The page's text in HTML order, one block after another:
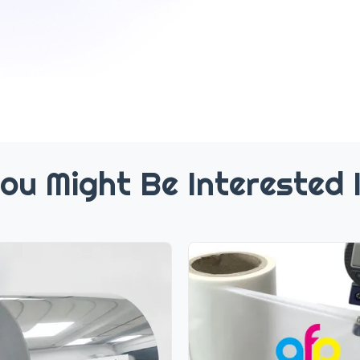
Might Be Interested